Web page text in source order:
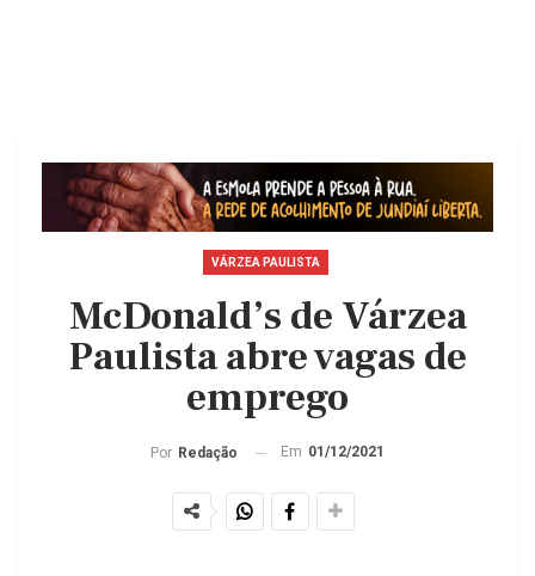
VÁRZEA PAULISTA
McDonald’s de Várzea
Paulista abre vagas de
emprego
Por Redação Em 01/12/2021